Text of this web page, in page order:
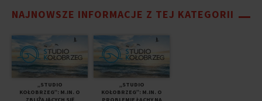
NAJNOWSZE INFORMACJE Z TEJ KATEGORII
„STUDIO
KOŁOBRZEG”: M.IN. O
ZBLIŻAJĄCYCH SIĘ
„STUDIO
KOŁOBRZEG”: M.IN. O
PROBLEMIE ŁACHY NA